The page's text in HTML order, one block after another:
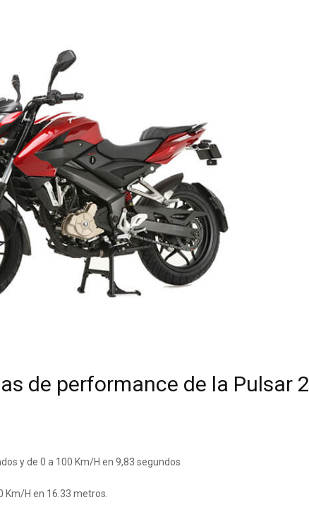
de performance de la Pulsar
y de 0 a 100 Km/H en 9,83 segundos
Km/H en 16.33 metros.